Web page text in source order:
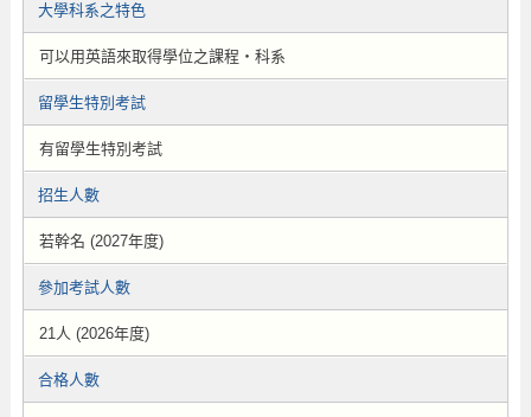
大學科系之特色
可以用英語來取得學位之課程・科系
留學生特別考試
有留學生特別考試
招生人數
若幹名 (2027年度)
參加考試人數
21人 (2026年度)
合格人數